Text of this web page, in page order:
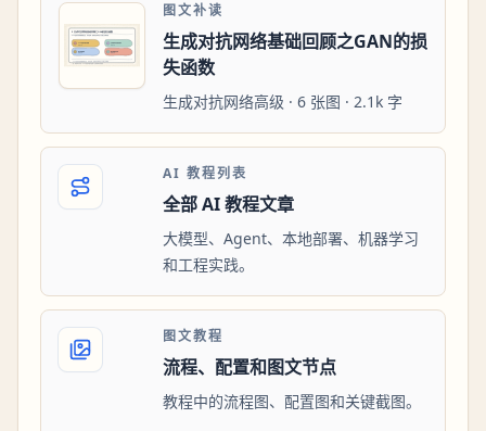
图文补读
生成对抗网络基础回顾之GAN的损
失函数
生成对抗网络高级 · 6 张图 · 2.1k 字
AI 教程列表
全部 AI 教程文章
大模型、Agent、本地部署、机器学习
和工程实践。
图文教程
流程、配置和图文节点
教程中的流程图、配置图和关键截图。